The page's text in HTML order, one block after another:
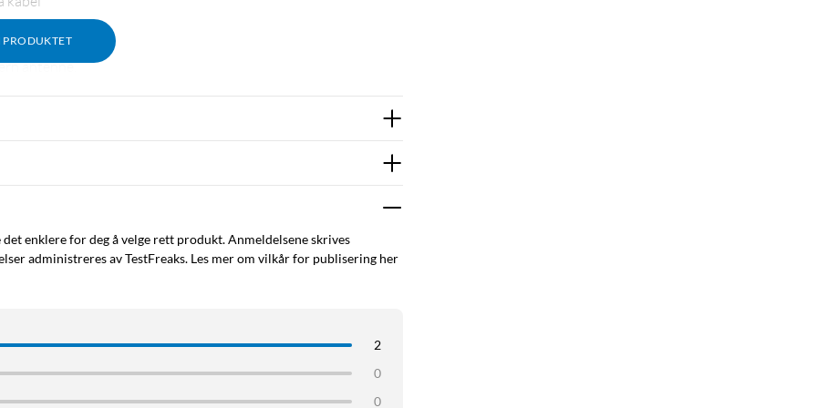
PRODUKTET
antenne.
og mer uten forsinkelse.
enklere for deg å velge rett produkt. Anmeldelsene skrives
administreres av TestFreaks. Les mer om vilkår for publisering her
2
0
0